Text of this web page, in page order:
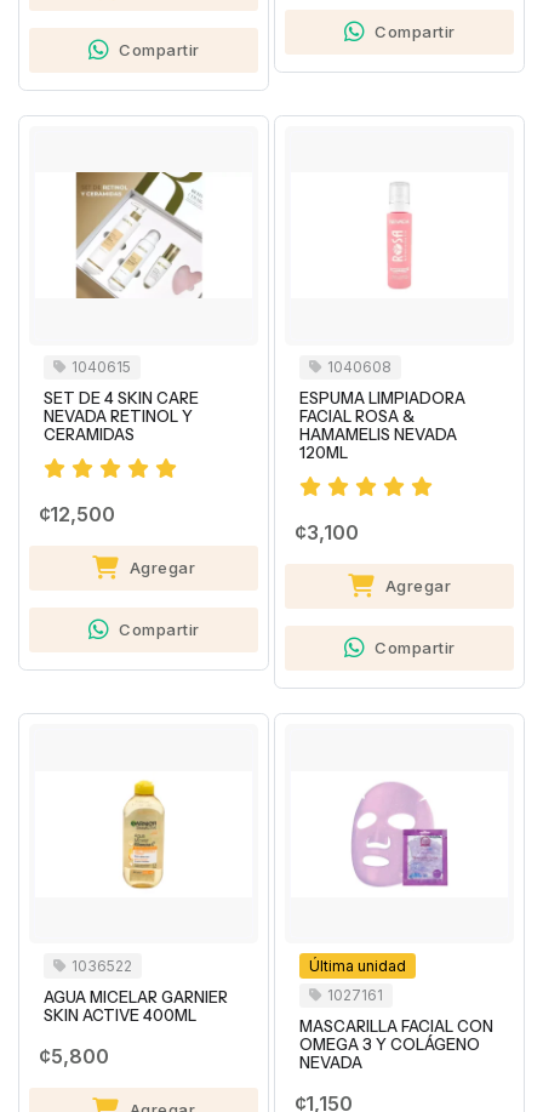
Compartir
Compartir
1040615
SET DE 4 SKIN CARE
NEVADA RETINOL Y
CERAMIDAS
¢12,500
Agregar
Compartir
1040608
ESPUMA LIMPIADORA
FACIAL ROSA &
HAMAMELIS NEVADA
120ML
¢3,100
Agregar
Compartir
1036522
AGUA MICELAR GARNIER
SKIN ACTIVE 400ML
¢5,800
Última unidad
1027161
MASCARILLA FACIAL CON
OMEGA 3 Y COLÁGENO
NEVADA
¢1,150